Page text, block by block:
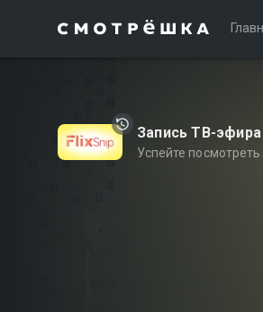
Запись ТВ-эфира
Успейте